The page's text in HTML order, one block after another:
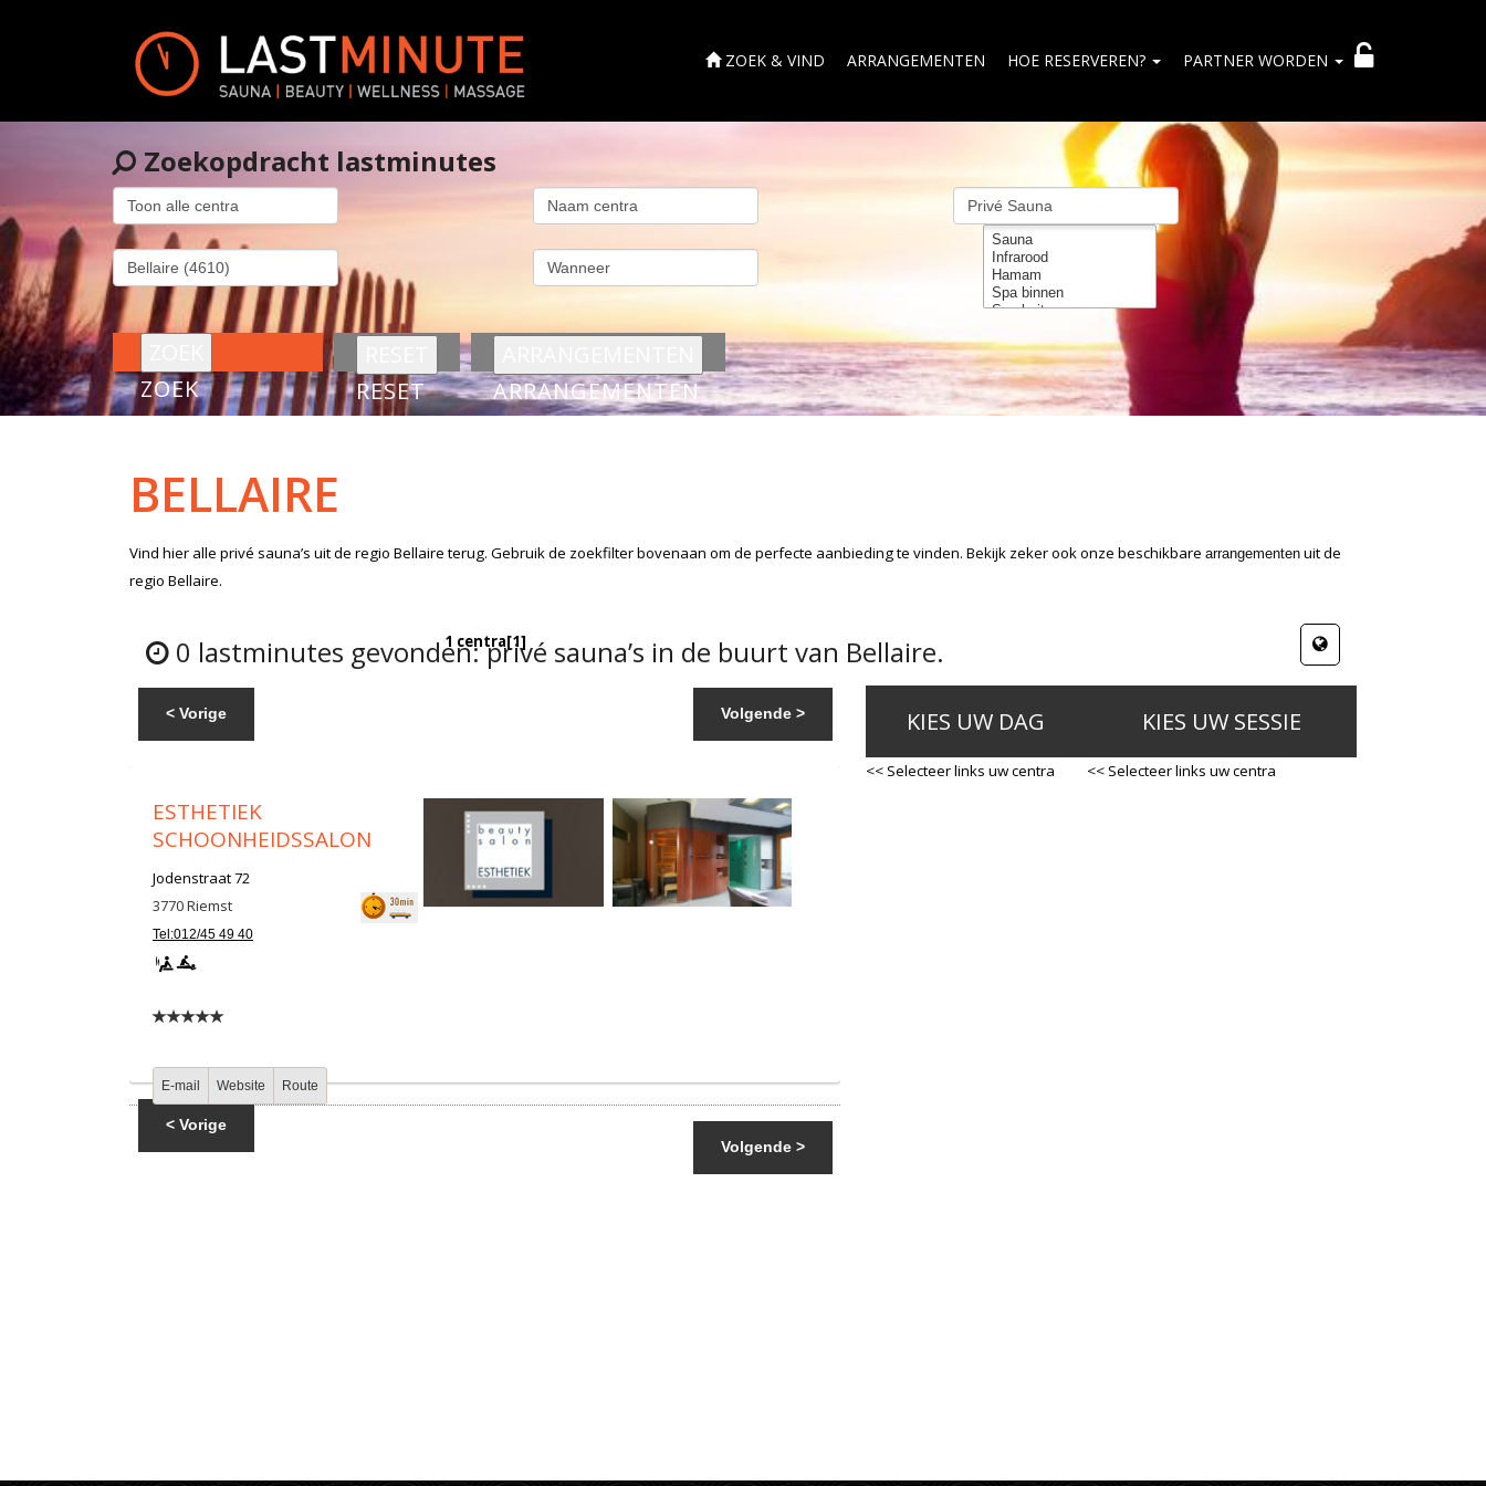
ZOEK & VIND ARRANGEMENTEN HOE RESERVEREN? PARTNER WORDEN
Zoekopdracht lastminutes
ZOEK RESET ARRANGEMENTEN
BELLAIRE
Vind hier alle privé sauna’s uit de regio Bellaireterug. Gebruik de zoekfilter bovenaan om de perfecte aanbieding te vinden. Bekijk zeker ook onze beschikbare arrangementen uit de
regio Bellaire.
0 lastminutes gevonden: privé sauna’s in de buurt van Bellaire.
< Vorige Volgende >
1 centra[1]
ESTHETIEK
SCHOONHEIDSSALON
Jodenstraat 72
3770Riemst
Tel:012/45 49 40
E-mail Website Route
< Vorige
Volgende >
KIES UW DAG
<< Selecteer links uw centra
KIES UW SESSIE
<< Selecteer links uw centra